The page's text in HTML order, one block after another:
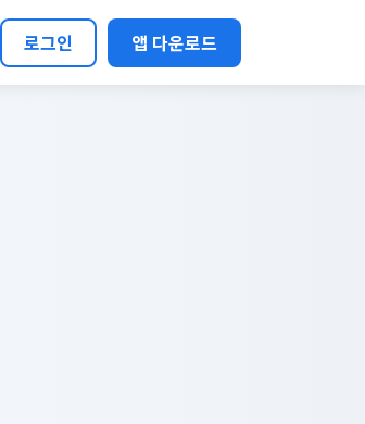
로그인 앱 다운로드